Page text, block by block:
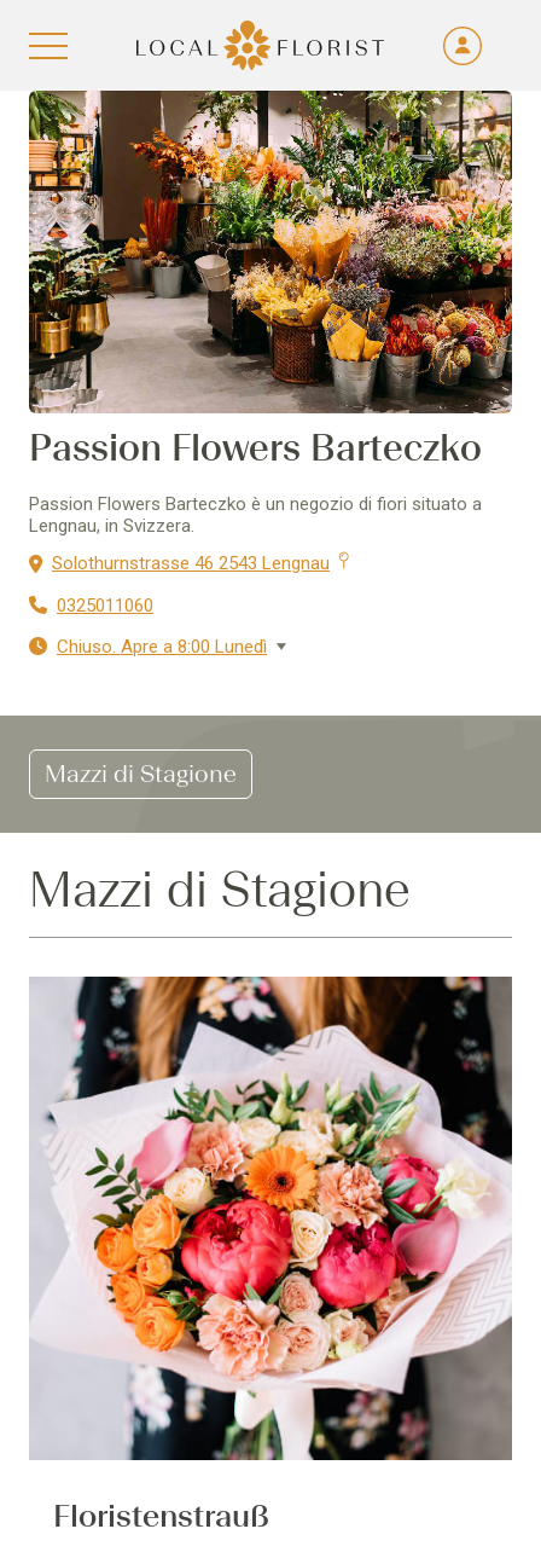
Aller au contenu
Passion Flowers Barteczko
Passion Flowers Barteczko è un negozio di fiori situato a
Lengnau, in Svizzera.
Solothurnstrasse 46 2543 Lengnau
0325011060
Chiuso. Apre a 8:00 Lunedì
Mazzi di Stagione
Mazzi di Stagione
Floristenstrauß